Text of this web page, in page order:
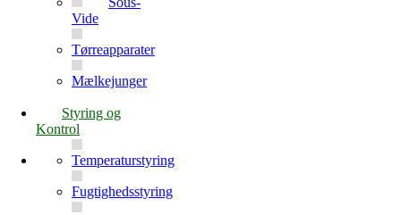
Vide
Tørreapparater
Mælkejunger
Styring og
Kontrol
Temperaturstyring
Fugtighedsstyring